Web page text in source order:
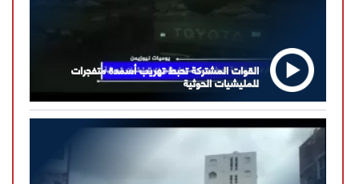
القوات المشتركة تحبط تهريب أسمدة متفجرات
للمليشيات الحوثية